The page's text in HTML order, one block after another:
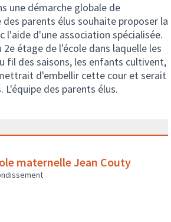
une démarche globale de
parents élus souhaite proposer la
l'aide d'une association spécialisée.
étage de l'école dans laquelle les
fil des saisons, les enfants cultivent,
d'embellir cette cour et serait
des parents élus.
maternelle Jean Couty